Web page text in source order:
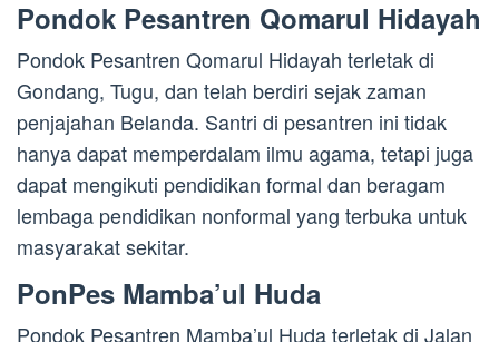
Pondok Pesantren Qomarul Hidayah
Pondok Pesantren Qomarul Hidayah terletak di
Gondang, Tugu, dan telah berdiri sejak zaman
penjajahan Belanda. Santri di pesantren ini tidak
hanya dapat memperdalam ilmu agama, tetapi juga
dapat mengikuti pendidikan formal dan beragam
lembaga pendidikan nonformal yang terbuka untuk
masyarakat sekitar.
PonPes Mamba’ul Huda
Pondok Pesantren Mamba’ul Huda terletak di Jalan